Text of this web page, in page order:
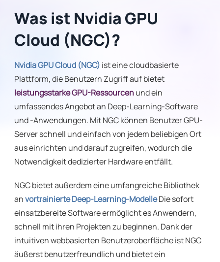
Was ist Nvidia GPU
Cloud (NGC)?
Nvidia GPU Cloud (NGC) ist eine cloudbasierte
Plattform, die Benutzern Zugriff auf bietet
leistungsstarke GPU-Ressourcenund ein
umfassendes Angebot an Deep-Learning-Software
und -Anwendungen. Mit NGC können Benutzer GPU-
Server schnell und einfach von jedem beliebigen Ort
aus einrichten und darauf zugreifen, wodurch die
Notwendigkeit dedizierter Hardware entfällt.
NGC bietet außerdem eine umfangreiche Bibliothek
anvortrainierte Deep-Learning-ModelleDie sofort
einsatzbereite Software ermöglicht es Anwendern,
schnell mit ihren Projekten zu beginnen. Dank der
intuitiven webbasierten Benutzeroberfläche ist NGC
äußerst benutzerfreundlich und bietet ein